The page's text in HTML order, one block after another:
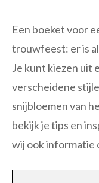
Een boeket voor
trouwfeest: er is
Je kunt kiezen uit
verscheidene
snijbloemen van
bekijk je tips en
wij ook informatie